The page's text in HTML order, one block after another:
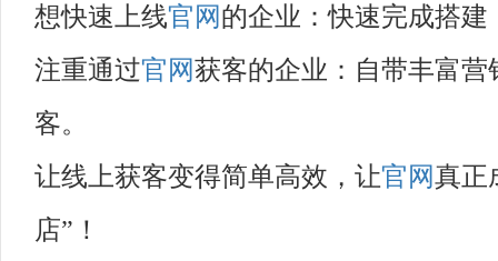
想快速上线官网的企业 ：快速完成搭
注重通过官网获客的企业 ：自带丰富
客。
让线上获客变得简单高效，让官网真正
店”！